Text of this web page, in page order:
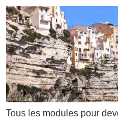
Tous les modules pour